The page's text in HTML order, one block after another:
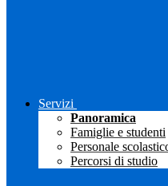
Servizi
Panoramica
Famiglie e studenti
Personale
Percorsi di studio